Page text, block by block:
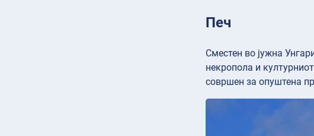
Печ
Сместен во јужна
некропола и
совршен за опуштена